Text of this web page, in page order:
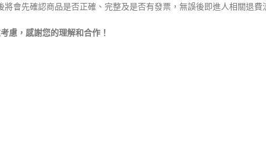
會先確認商品是否正確、完整及是否有發票，無誤後即進人相關退費
慮，感謝您的理解和合作！